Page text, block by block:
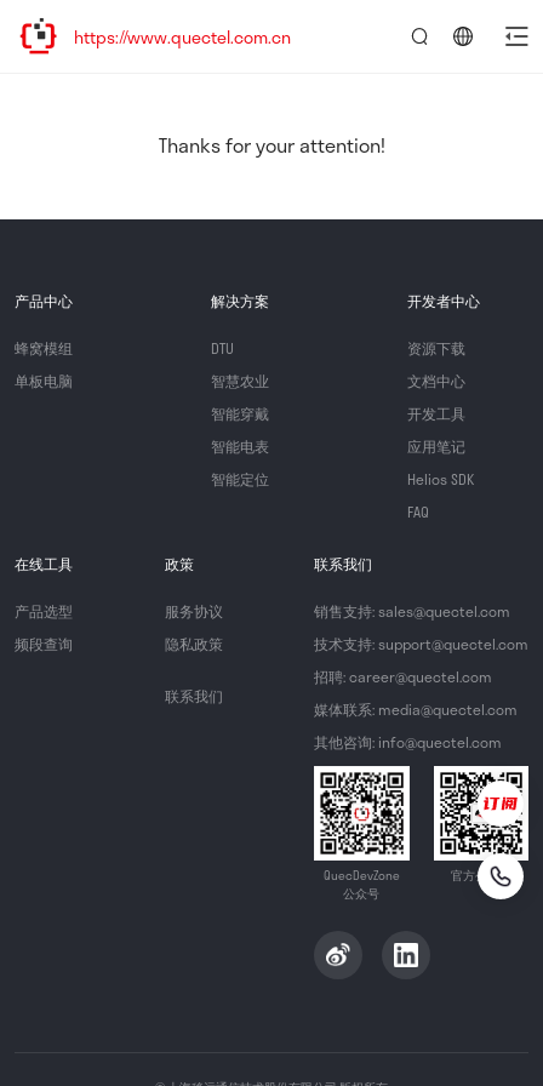
新址：https://www.quectel.com.cn
Thanks for your attention!
产品中心
蜂窝模组
单板电脑
解决方案
DTU
智慧农业
智能穿戴
智能电表
智能定位
开发者中心
资源下载
文档中心
开发工具
应用笔记
Helios SDK
FAQ
在线工具
产品选型
频段查询
政策
服务协议
隐私政策
联系我们
联系我们
销售支持: sales@quectel.com
技术支持: support@quectel.com
招聘: career@quectel.com
媒体联系: media@quectel.com
其他咨询: info@quectel.com
QuecDevZone
公众号
官方公众号